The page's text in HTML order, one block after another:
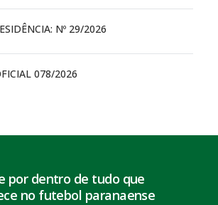
Nº 29/2026
078/2026
por dentro de tudo que
no futebol paranaense